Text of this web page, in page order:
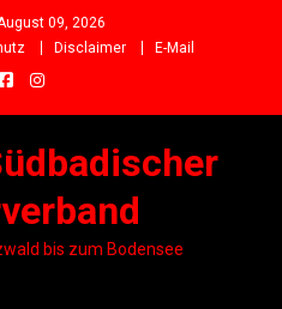
09, 2026
Disclaimer E-Mail
bis zum Bodensee